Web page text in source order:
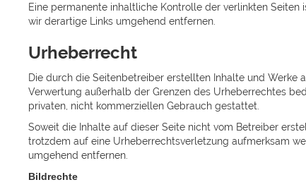
Eine permanente inhaltliche Kontrolle der verlinkten
wir derartige Links umgehend entfernen.
Urheberrecht
Die durch die Seitenbetreiber erstellten Inhalte und
Verwertung außerhalb der Grenzen des Urheberrechtes
privaten, nicht kommerziellen Gebrauch gestattet.
Soweit die Inhalte auf dieser Seite nicht vom Betreiber
trotzdem auf eine Urheberrechtsverletzung aufmerksam
umgehend entfernen.
Bildrechte